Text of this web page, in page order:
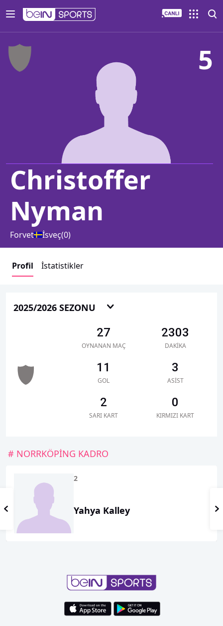
5
Christoffer
Nyman
Forvet İsveç(0)
Profil İstatistikler
2025/2026 SEZONU
27
OYNANAN MAÇ
2303
DAKIKA
11
GOL
3
ASIST
2
SARI KART
0
KIRMIZI KART
# NORRKÖPİNG KADRO
2
Yahya Kalley